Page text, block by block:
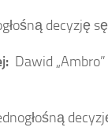
decyzję
Dawid